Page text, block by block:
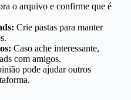
o arquivo e confirme que é
Crie pastas para manter
Caso ache interessante,
com amigos.
pode ajudar outros